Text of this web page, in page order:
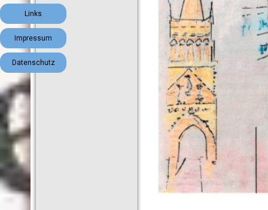
Links
Impressum
Datenschutz